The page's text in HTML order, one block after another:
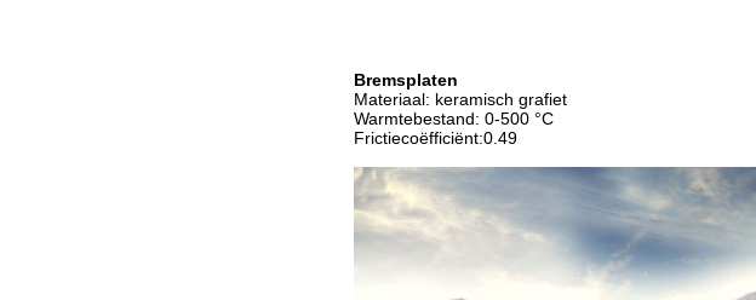
Bremsplaten
Materiaal: keramisch grafiet
Warmtebestand: 0-500 °C
Frictiecoëfficiënt:0.49